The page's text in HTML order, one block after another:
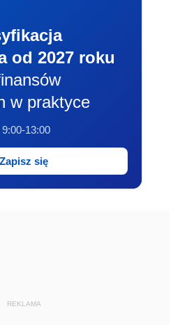
od 2027 roku
w praktyce
13:00
Zapisz się
REKLAMA